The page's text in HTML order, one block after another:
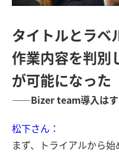
タイトルとラベ
作業内容を判別
が可能になった
――Bizer team導入はす
松下さん：
まず、トライアルから